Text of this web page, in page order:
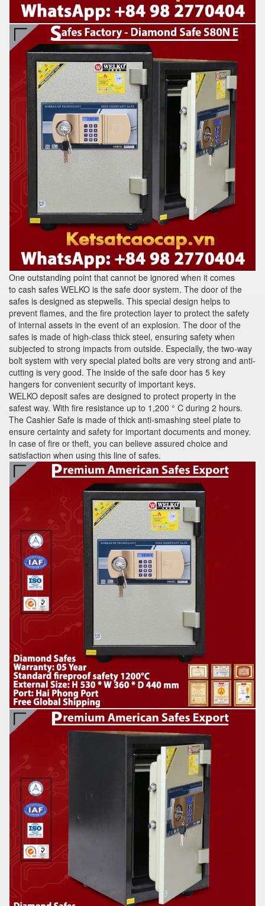
One outstanding point that cannot be ignored when it comes
to cash safes WELKO is the safe door system. The door of the
safes is designed as stepwells. This special design helps to
prevent flames, and the fire protection layer to protect the safety
of internal assets in the event of an explosion. The door of the
safes is made of high-class thick steel, ensuring safety when
subjected to strong impacts from outside. Especially, the two-way
bolt system with very special plated bolts are very strong and anti-
cutting is very good. The inside of the safe door has 5 key
hangers for convenient security of important keys.
WELKO deposit safes are designed to protect property in the
safest way. With fire resistance up to 1,200 ° C during 2 hours.
The Cashier Safe is made of thick anti-smashing steel plate to
ensure certainty and safety for important documents and money.
In case of fire or theft, you can believe assured choice and
satisfaction when using this line of safes.